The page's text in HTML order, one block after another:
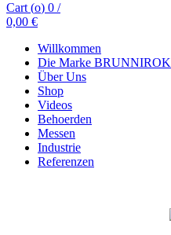
Cart (o) 0 /
0,00 €
Willkommen
Die Marke BRUNNIROK
Über Uns
Shop
Videos
Behoerden
Messen
Industrie
Referenzen